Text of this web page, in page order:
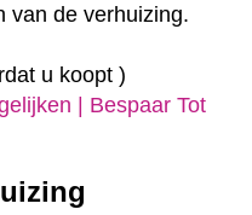
van de verhuizing.
u koopt )
| Bespaar Tot